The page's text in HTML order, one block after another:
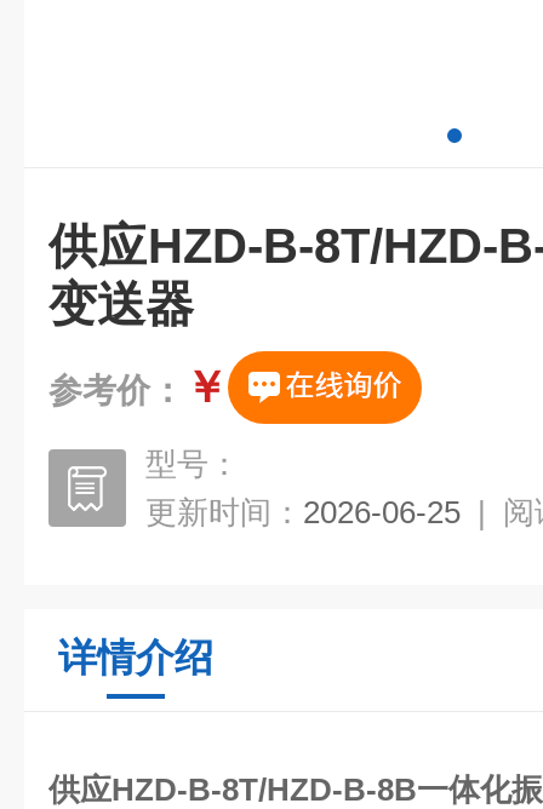
供应HZD-B-8T/HZD-
变送器
参考价： ￥
型号：
更新时间： 2026-06-25 | 阅
详情介绍
供应HZD-B-8T/HZD-B-8B一体化